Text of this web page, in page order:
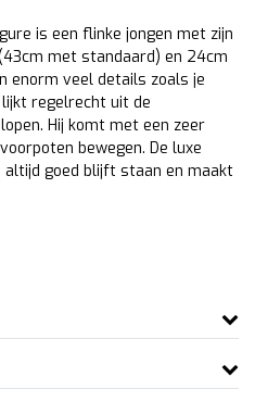
is een flinke jongen met zijn
met standaard) en 24cm
enorm veel details zoals je
regelrecht uit de
Hij komt met een zeer
bewegen. De luxe
goed blijft staan en maakt